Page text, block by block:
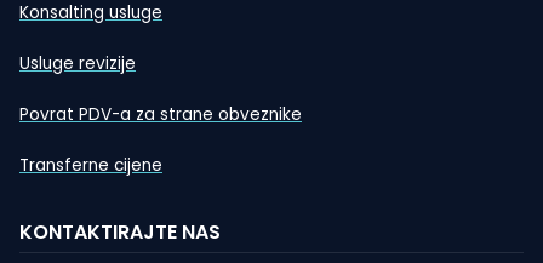
Konsalting usluge
Usluge revizije
Povrat PDV-a za strane obveznike
Transferne cijene
KONTAKTIRAJTE NAS